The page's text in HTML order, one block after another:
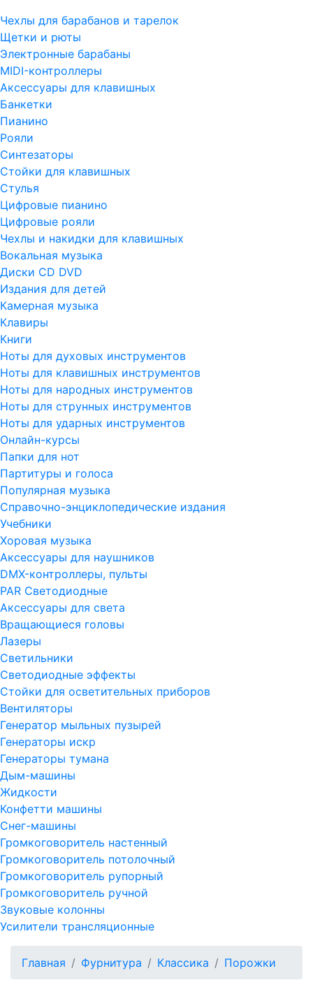
Чехлы для барабанов и тарелок
Щетки и рюты
Электронные барабаны
MIDI-контроллеры
Аксессуары для клавишных
Банкетки
Пианино
Рояли
Синтезаторы
Стойки для клавишных
Стулья
Цифровые пианино
Цифровые рояли
Чехлы и накидки для клавишных
Вокальная музыка
Диски CD DVD
Издания для детей
Камерная музыка
Клавиры
Книги
Ноты для духовых инструментов
Ноты для клавишных инструментов
Ноты для народных инструментов
Ноты для струнных инструментов
Ноты для ударных инструментов
Онлайн-курсы
Папки для нот
Партитуры и голоса
Популярная музыка
Справочно-энциклопедические издания
Учебники
Хоровая музыка
Аксессуары для наушников
DMX-контроллеры, пульты
PAR Светодиодные
Аксессуары для света
Вращающиеся головы
Лазеры
Светильники
Светодиодные эффекты
Стойки для осветительных приборов
Вентиляторы
Генератор мыльных пузырей
Генераторы искр
Генераторы тумана
Дым-машины
Жидкости
Конфетти машины
Снег-машины
Громкоговоритель настенный
Громкоговоритель потолочный
Громкоговоритель рупорный
Громкоговоритель ручной
Звуковые колонны
Усилители трансляционные
Главная Фурнитура Классика Порожки